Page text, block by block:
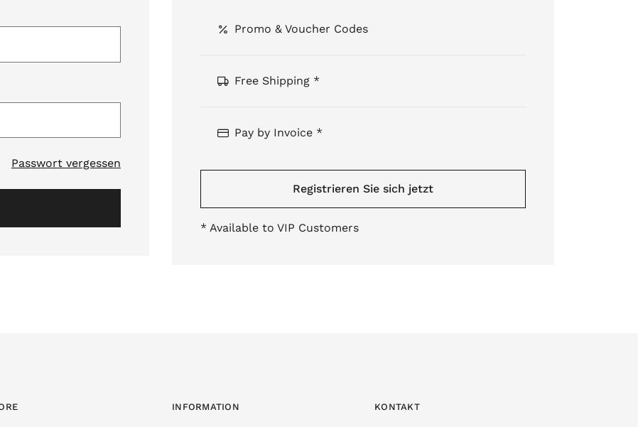
Passwort vergessen
Promo & Voucher Codes
Free Shipping *
Pay by Invoice *
Registrieren Sie sich jetzt
* Available to VIP Customers
INFORMATION KONTAKT